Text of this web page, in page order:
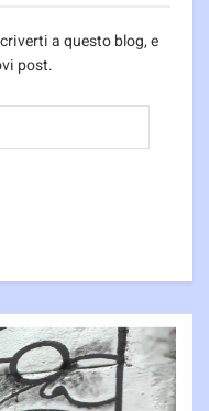
a questo blog, e
post.